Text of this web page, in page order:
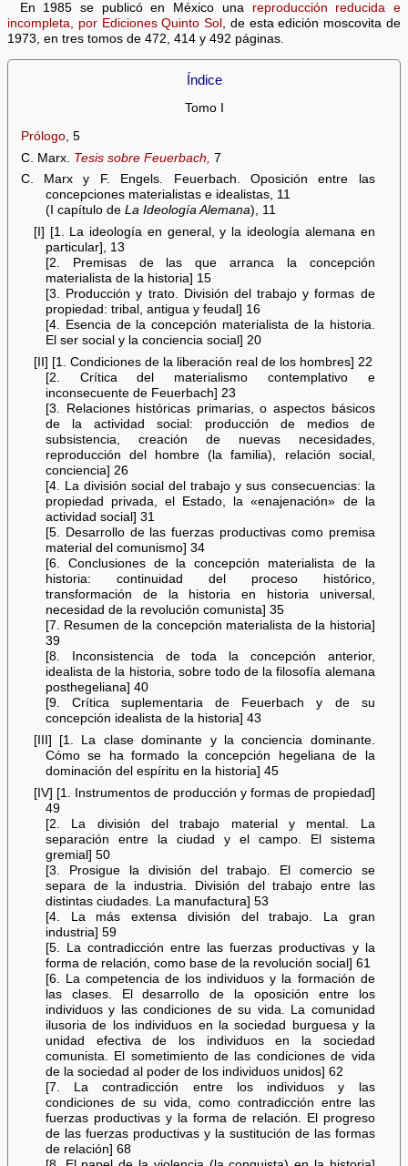
En 1985 se publicó en México una reproducción reducida e
incompleta, por Ediciones Quinto Sol , de esta edición moscovita de
1973, en tres tomos de 472, 414 y 492 páginas.
Índice
Tomo I
Prólogo, 5
C. Marx. Tesis sobre Feuerbach, 7
C. Marx y F. Engels. Feuerbach. Oposición entre las
concepciones materialistas e idealistas, 11
(I capítulo de La Ideología Alemana), 11
[I] [1. La ideología en general, y la ideología alemana en
particular], 13
[2. Premisas de las que arranca la concepción
materialista de la historia] 15
[3. Producción y trato. División del trabajo y formas de
propiedad: tribal, antigua y feudal] 16
[4. Esencia de la concepción materialista de la historia.
El ser social y la conciencia social] 20
[II] [1. Condiciones de la liberación real de los hombres] 22
[2. Crítica del materialismo contemplativo e
inconsecuente de Feuerbach] 23
[3. Relaciones históricas primarias, o aspectos básicos
de la actividad social: producción de medios de
subsistencia, creación de nuevas necesidades,
reproducción del hombre (la familia), relación social,
conciencia] 26
[4. La división social del trabajo y sus consecuencias: la
propiedad privada, el Estado, la «enajenación» de la
actividad social] 31
[5. Desarrollo de las fuerzas productivas como premisa
material del comunismo] 34
[6. Conclusiones de la concepción materialista de la
historia: continuidad del proceso histórico,
transformación de la historia en historia universal,
necesidad de la revolución comunista] 35
[7. Resumen de la concepción materialista de la historia]
39
[8. Inconsistencia de toda la concepción anterior,
idealista de la historia, sobre todo de la filosofía alemana
posthegeliana] 40
[9. Crítica suplementaria de Feuerbach y de su
concepción idealista de la historia] 43
[III] [1. La clase dominante y la conciencia dominante.
Cómo se ha formado la concepción hegeliana de la
dominación del espíritu en la historia] 45
[IV] [1. Instrumentos de producción y formas de propiedad]
49
[2. La división del trabajo material y mental. La
separación entre la ciudad y el campo. El sistema
gremial] 50
[3. Prosigue la división del trabajo. El comercio se
separa de la industria. División del trabajo entre las
distintas ciudades. La manufactura] 53
[4. La más extensa división del trabajo. La gran
industria] 59
[5. La contradicción entre las fuerzas productivas y la
forma de relación, como base de la revolución social] 61
[6. La competencia de los individuos y la formación de
las clases. El desarrollo de la oposición entre los
individuos y las condiciones de su vida. La comunidad
ilusoria de los individuos en la sociedad burguesa y la
unidad efectiva de los individuos en la sociedad
comunista. El sometimiento de las condiciones de vida
de la sociedad al poder de los individuos unidos] 62
[7. La contradicción entre los individuos y las
condiciones de su vida, como contradicción entre las
fuerzas productivas y la forma de relación. El progreso
de las fuerzas productivas y la sustitución de las formas
de relación] 68